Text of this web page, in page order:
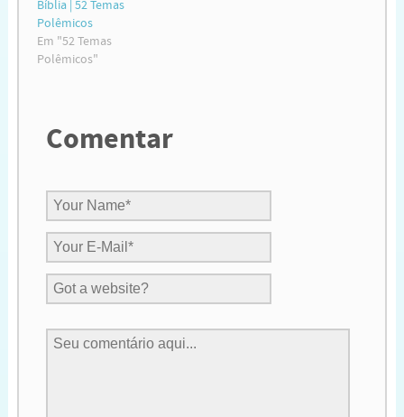
Bíblia | 52 Temas
Polêmicos
Em "52 Temas
Polêmicos"
Comentar